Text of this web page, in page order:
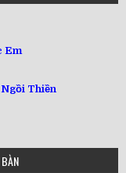
Em
Ngồi Thiền